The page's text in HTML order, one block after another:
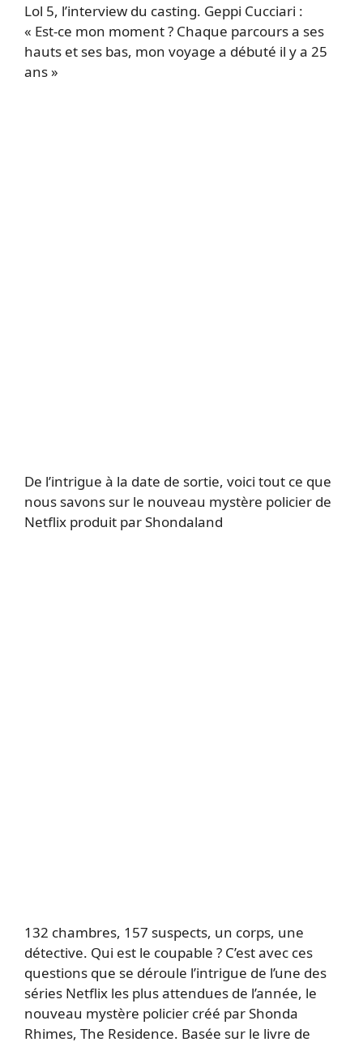
Lol 5, l’interview du casting. Geppi Cucciari :
« Est-ce mon moment ? Chaque parcours a ses
hauts et ses bas, mon voyage a débuté il y a 25
ans »
De l’intrigue à la date de sortie, voici tout ce que
nous savons sur le nouveau mystère policier de
Netflix produit par Shondaland
132 chambres, 157 suspects, un corps, une
détective. Qui est le coupable ? C’est avec ces
questions que se déroule l’intrigue de l’une des
séries Netflix les plus attendues de l’année, le
nouveau mystère policier créé par Shonda
Rhimes, The Residence. Basée sur le livre de